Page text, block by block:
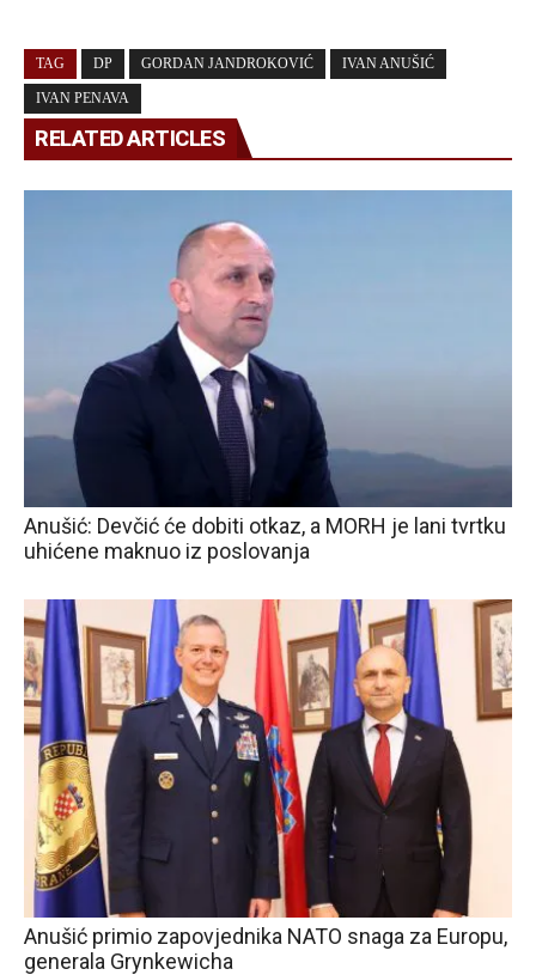
TAG DP GORDAN JANDROKOVIĆ IVAN ANUŠIĆ
IVAN PENAVA
RELATED ARTICLES
Anušić: Devčić će dobiti otkaz, a MORH je lani tvrtku
uhićene maknuo iz poslovanja
Anušić primio zapovjednika NATO snaga za Europu,
generala Grynkewicha